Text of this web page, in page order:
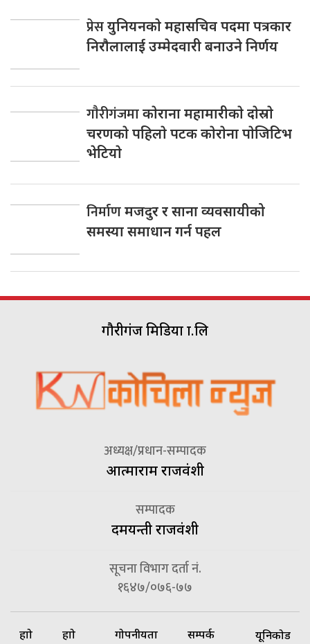
प्रेसयुनियनकाे महासचिव पदमा पत्रकार
निराैलालाई उम्मेदवारी बनाउने निर्णय
गाैरीगंजमाकाेराना महामारीकाे दाेस्राे
चरणकाे पहिलाे पटक काेराेना पाेजिटिभ
भेटियाे
निर्माणमजदुर र साना व्यवसायीको
समस्या समाधान गर्न पहल
गौरीगंज मिडिया प्रा.लि
अध्यक्ष/प्रधान-सम्पादक
आत्माराम राजवंशी
सम्पादक
दमयन्ती राजवंशी
सूचना विभाग दर्ता नं.
१६४७/०७६-७७
हाम्रो
हाम्रो
गोपनीयता
सम्पर्क
यूनिकोड